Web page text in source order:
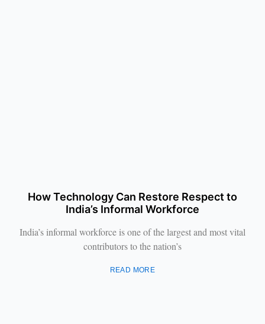
How Technology Can Restore Respect to
India’s Informal Workforce
India’s informal workforce is one of the largest and most vital
contributors to the nation’s
READ MORE